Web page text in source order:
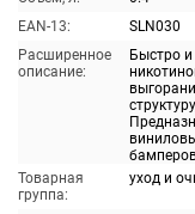
EAN-13:
SLN030
Расширенное
описание:
Быстро
Товарная
группа:
уход и